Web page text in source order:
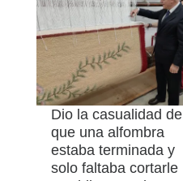
Dio la casualidad de
que una alfombra
estaba terminada y
solo faltaba cortarle